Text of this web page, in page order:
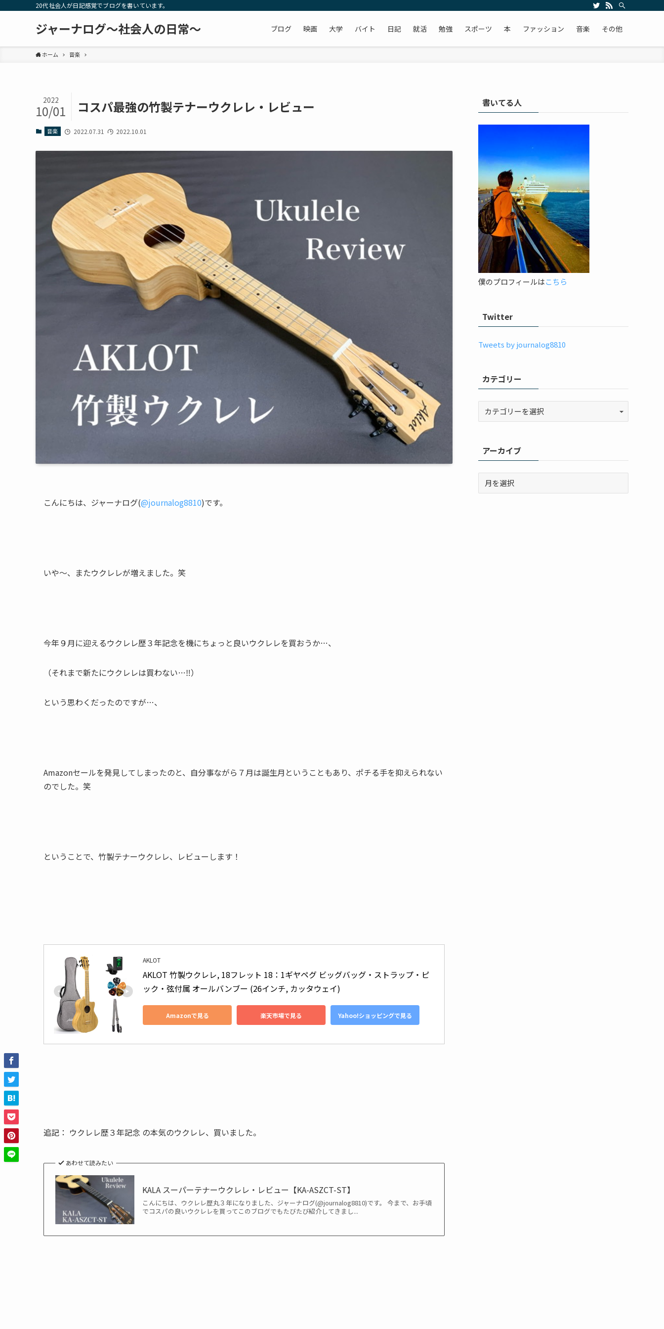
20代社会人が日記感覚でブログを書いています。
ジャーナログ～社会人の日常～ ブログ 映画 大学 バイト 日記 就活 勉強 スポーツ 本 ファッション 音楽 その他
ホーム 音楽
コスパ最強の竹製テナーウクレレ・レビュー
2022
10/01
音楽 2022.07.31 2022.10.01
こんにちは、ジャーナログ(@journalog8810)です。
いや〜、またウクレレが増えました。笑
今年９月に迎えるウクレレ歴３年記念を機にちょっと良いウクレレを買おうか…、
（それまで新たにウクレレは買わない…‼︎）
という思わくだったのですが…、
Amazonセールを発見してしまったのと、自分事ながら７月は誕生月ということもあり、ポチる手を抑えられない
のでした。笑
ということで、竹製テナーウクレレ、レビューします！
AKLOT
AKLOT 竹製ウクレレ, 18フレット 18：1ギヤペグ ビッグバッグ・ストラップ・ピ
ック・弦付属 オールバンブー (26インチ, カッタウェイ)
Amazonで見る 楽天市場で見る Yahoo!ショッピングで見る
追記： ウクレレ歴３年記念 の本気のウクレレ、買いました。
あわせて読みたい
KALA スーパーテナーウクレレ・レビュー【KA-ASZCT-ST】
こんにちは、ウクレレ歴丸３年になりました、ジャーナログ(@journalog8810)です。 今まで、お手頃
でコスパの良いウクレレを買ってこのブログでもたびたび紹介してきまし...
書いてる人
僕のプロフィールはこちら
Twitter
Tweets by journalog8810
カテゴリー
アーカイブ